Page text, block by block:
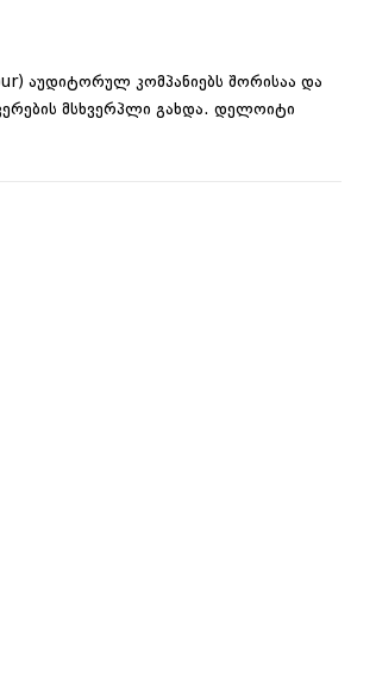
აუდიტორულ კომპანიებს შორისაა და
მსხვერპლი გახდა. დელოიტი